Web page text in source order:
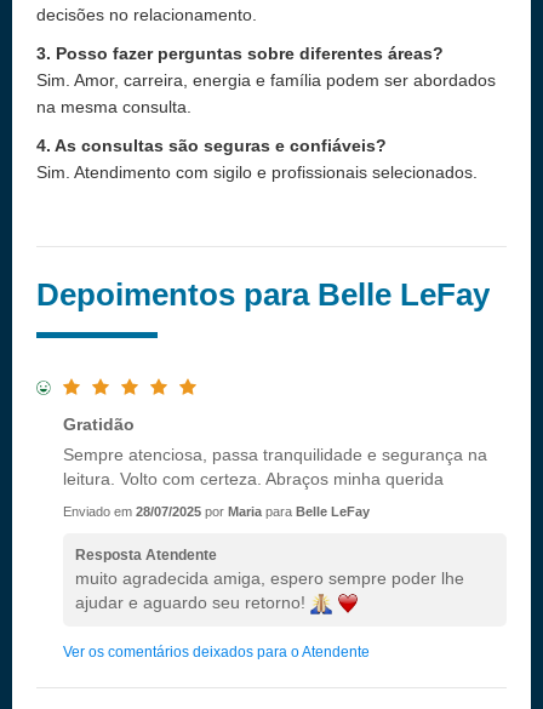
decisões no relacionamento.
3. Posso fazer perguntas sobre diferentes áreas?
Sim. Amor, carreira, energia e família podem ser abordados
na mesma consulta.
4. As consultas são seguras e confiáveis?
Sim. Atendimento com sigilo e profissionais selecionados.
Depoimentos para Belle LeFay
Gratidão
Sempre atenciosa, passa tranquilidade e segurança na
leitura. Volto com certeza. Abraços minha querida
Enviado em 28/07/2025 por Maria para Belle LeFay
Resposta Atendente
muito agradecida amiga, espero sempre poder lhe
ajudar e aguardo seu retorno!
Ver os comentários deixados para o Atendente